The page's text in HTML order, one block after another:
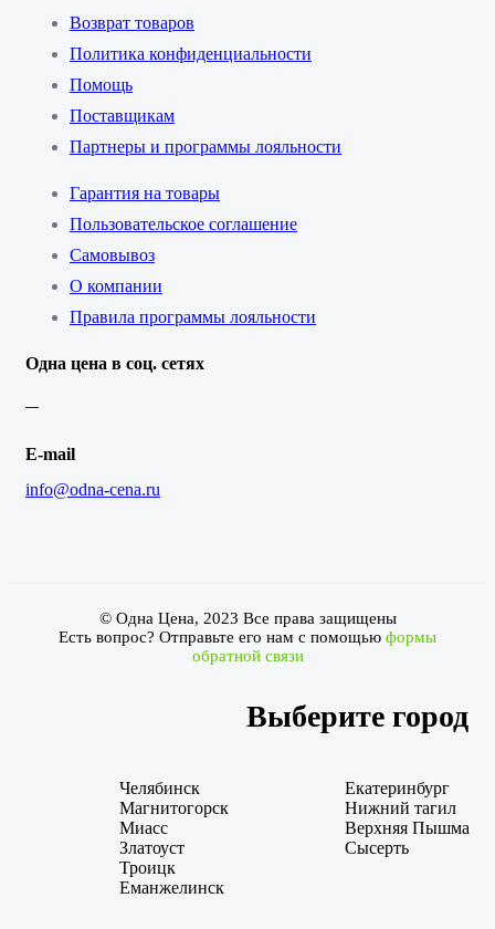
Возврат товаров
Политика конфиденциальности
Помощь
Поставщикам
Партнеры и программы лояльности
Гарантия на товары
Пользовательское соглашение
Самовывоз
О компании
Правила программы лояльности
Одна цена в соц. сетях
E-mail
info@odna-cena.ru
© Одна Цена, 2023 Все права защищены
Есть вопрос? Отправьте его нам с помощью формы
обратной связи
Выберите город
Челябинск
Магнитогорск
Миасс
Златоуст
Троицк
Еманжелинск
Екатеринбург
Нижний тагил
Верхняя Пышма
Сысерть